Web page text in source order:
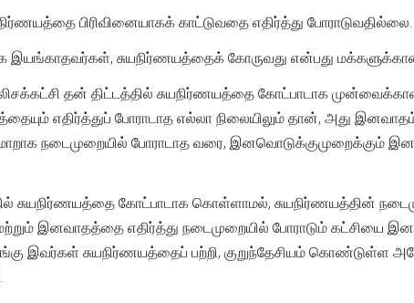
பிரிவினையாகக் காட்டுவதை எதிர்த்து போராடுவதில்லை.
இயங்காதவர்கள், சுயநிர்ணயத்தைக் கோருவது என்பது
தன் திட்டத்தில் சுயநிர்ணயத்தை கோட்பாடாக
எதிர்த்துப் போராடாத எல்லா நிலையிலும் தான், அது
நடைமுறையில் போராடாத வரை, இனவொடுக்குமுறைக்கும்
சுயநிர்ணயத்தை கோட்பாடாக கொள்ளாமல், சுயநிர்ணயத்தின்
இனவாதத்தை எதிர்த்து நடைமுறையில் போராடும் கட்சியை
இவர்கள் சுயநிர்ணயத்தைப் பற்றி, குறுந்தேசியம் கொண்டுள்ள அதே